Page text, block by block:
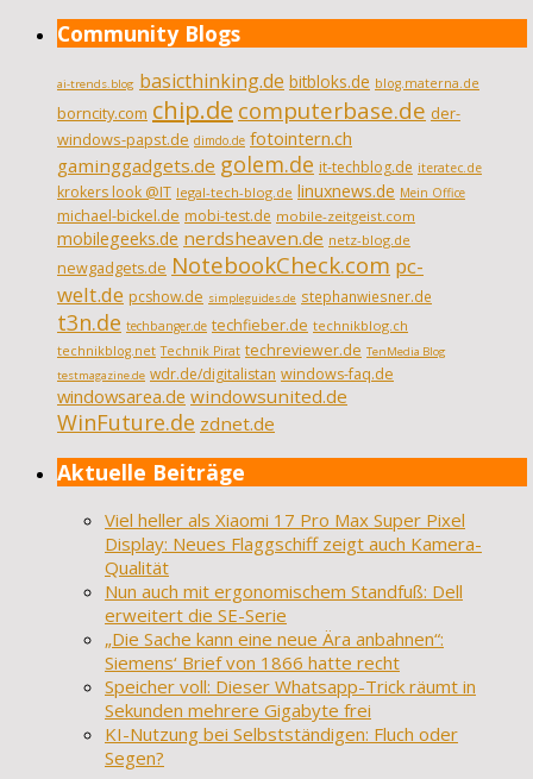
Community Blogs
ai-trends.blog basicthinking.de bitbloks.de blog.materna.de
borncity.com chip.de computerbase.de der-
windows-papst.de dimdo.de fotointern.ch
gaminggadgets.de golem.de it-techblog.de iteratec.de
krokers look @IT legal-tech-blog.de linuxnews.de Mein Office
michael-bickel.de mobi-test.de mobile-zeitgeist.com
mobilegeeks.de nerdsheaven.de netz-blog.de
newgadgets.de NotebookCheck.com pc-
welt.de pcshow.de simpleguides.de stephanwiesner.de
t3n.de techbanger.de techfieber.de technikblog.ch
technikblog.net Technik Pirat techreviewer.de TenMedia Blog
testmagazine.de wdr.de/digitalistan windows-faq.de
windowsarea.de windowsunited.de
WinFuture.de zdnet.de
Aktuelle Beiträge
Viel heller als Xiaomi 17 Pro Max Super Pixel
Display: Neues Flaggschiff zeigt auch Kamera-
Qualität
Nun auch mit ergonomischem Standfuß: Dell
erweitert die SE-Serie
„Die Sache kann eine neue Ära anbahnen“:
Siemens‘ Brief von 1866 hatte recht
Speicher voll: Dieser Whatsapp-Trick räumt in
Sekunden mehrere Gigabyte frei
KI-Nutzung bei Selbstständigen: Fluch oder
Segen?